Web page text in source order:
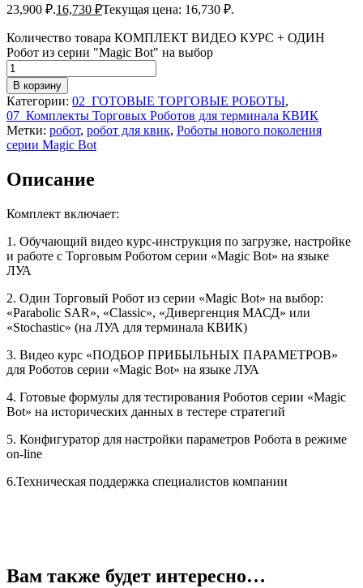
23,900 ₽.16,730 ₽Текущая цена: 16,730 ₽.
Количество товара КОМПЛЕКТ ВИДЕО КУРС + ОДИН
Робот из серии "Magic Bot" на выбор
В корзину
Категории: 02_ГОТОВЫЕ ТОРГОВЫЕ РОБОТЫ,
07_Комплекты Торговых Роботов для терминала КВИК
Метки: робот, робот для квик, Роботы нового поколения
серии Magic Bot
Описание
Комплект включает:
1. Обучающий видео курс-инструкция по загрузке, настройке
и работе с Торговым Роботом серии «Magic Bot» на языке
ЛУА
2. Один Торговый Робот из серии «Magic Bot» на выбор:
«Parabolic SAR», «Classic», «Дивергенция МАСД» или
«Stochastic» (на ЛУА для терминала КВИК)
3. Видео курс «ПОДБОР ПРИБЫЛЬНЫХ ПАРАМЕТРОВ»
для Роботов серии «Magic Bot» на языке ЛУА
4. Готовые формулы для тестирования Роботов серии «Magic
Bot» на исторических данных в тестере стратегий
5. Конфигуратор для настройки параметров Робота в режиме
on-line
6.Техническая поддержка специалистов компании
Вам также будет интересно…